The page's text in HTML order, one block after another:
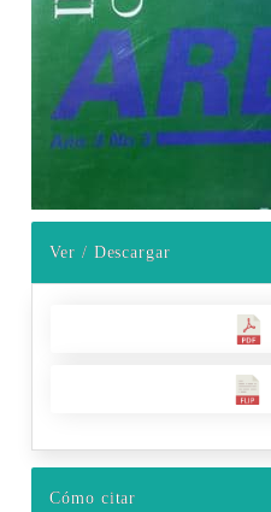
Ver / Descargar
Cómo citar